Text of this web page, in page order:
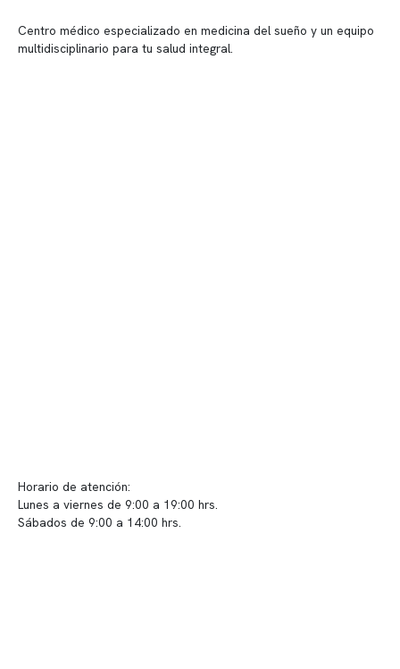
Centro médico especializado en medicina del sueño y un equipo
multidisciplinario para tu salud integral.
Horario de atención:
Lunes a viernes de 9:00 a 19:00 hrs.
Sábados de 9:00 a 14:00 hrs.